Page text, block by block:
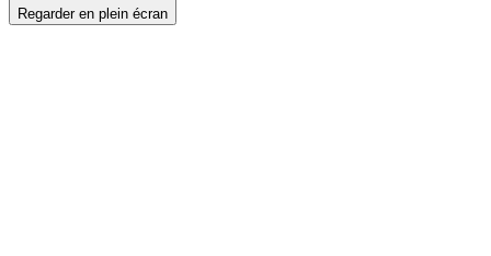
Regarder en plein écran